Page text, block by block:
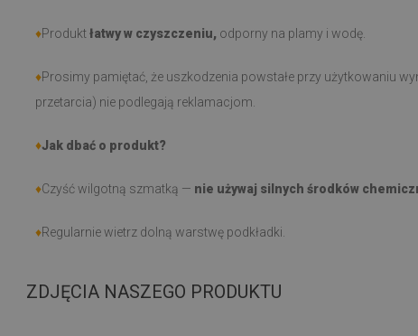
♦Produktłatwy w czyszczeniu, odporny na plamy i wodę.
♦Prosimy pamiętać, że uszkodzenia powstałe przy użytkowaniu
przetarcia) nie podlegają reklamacjom.
♦Jak dbać o produkt?
♦Czyść wilgotną szmatką — nie używaj silnych środków
♦Regularnie wietrz dolną warstwę podkładki.
ZDJĘCIA NASZEGO PRODUKTU